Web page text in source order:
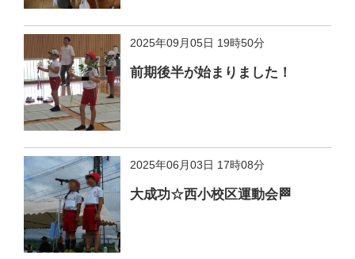
2025年09月05日 19時50分
前期後半が始まりました！
2025年06月03日 17時08分
大成功☆西小校区運動会🏁